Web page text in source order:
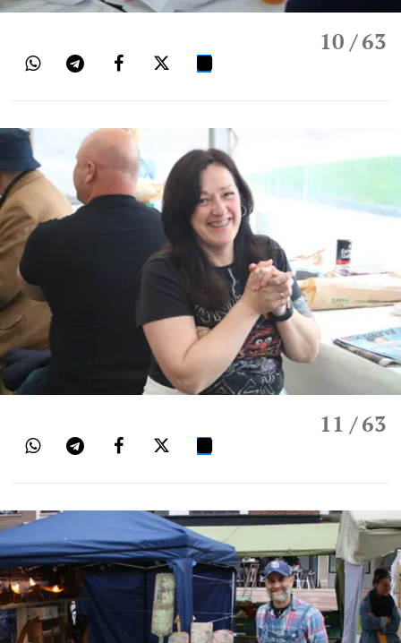
10 / 63
11 / 63